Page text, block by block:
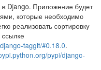
Django. Приложение будет
которые необходимо
реализовать сортировку
taggit/#0.18.0.
pypi/django-